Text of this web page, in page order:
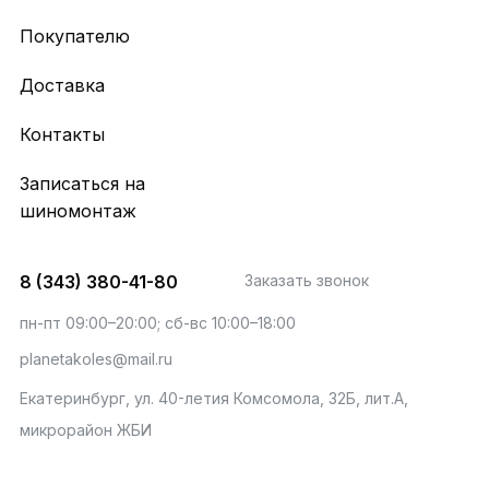
Покупателю
Доставка
Контакты
Записаться на
шиномонтаж
8 (343) 380-41-80 Заказать звонок
пн-пт 09:00–20:00; сб-вс 10:00–18:00
planetakoles@mail.ru
Екатеринбург, ул. 40-летия Комсомола, 32Б, лит.А,
микрорайон ЖБИ